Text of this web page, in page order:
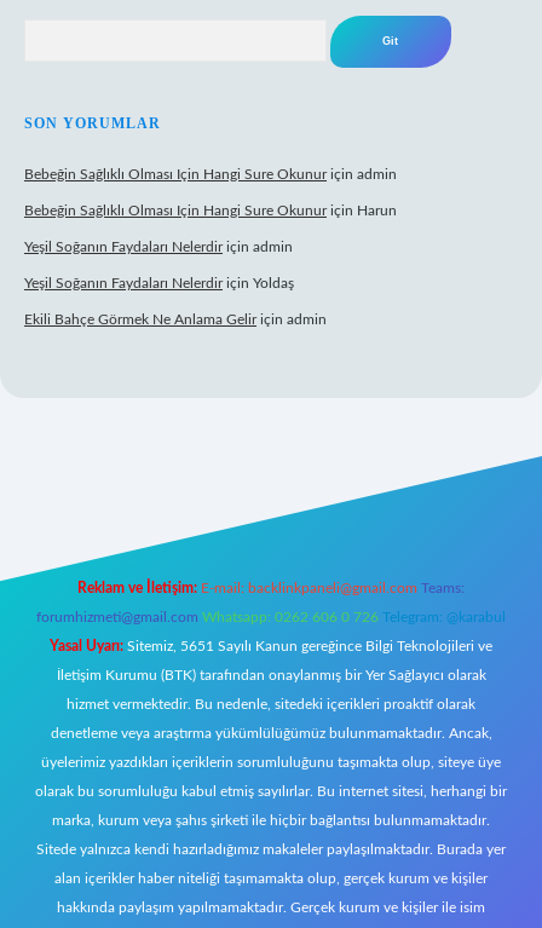
SON YORUMLAR
Bebeğin Sağlıklı Olması Için Hangi Sure Okunuriçin admin
Bebeğin Sağlıklı Olması Için Hangi Sure Okunuriçin Harun
Yeşil Soğanın Faydaları Nelerdiriçin admin
Yeşil Soğanın Faydaları Nelerdiriçin Yoldaş
Ekili Bahçe Görmek Ne Anlama Geliriçin admin
Reklam ve İletişim: E-mail: backlinkpaneli@gmail.com Teams:
forumhizmeti@gmail.com Whatsapp: 0262 606 0 726 Telegram: @karabul
Yasal Uyarı: Sitemiz, 5651 Sayılı Kanun gereğince Bilgi Teknolojileri ve
İletişim Kurumu (BTK) tarafından onaylanmış bir Yer Sağlayıcı olarak
hizmet vermektedir. Bu nedenle, sitedeki içerikleri proaktif olarak
denetleme veya araştırma yükümlülüğümüz bulunmamaktadır. Ancak,
üyelerimiz yazdıkları içeriklerin sorumluluğunu taşımakta olup, siteye üye
olarak bu sorumluluğu kabul etmiş sayılırlar. Bu internet sitesi, herhangi bir
marka, kurum veya şahıs şirketi ile hiçbir bağlantısı bulunmamaktadır.
Sitede yalnızca kendi hazırladığımız makaleler paylaşılmaktadır. Burada yer
alan içerikler haber niteliği taşımamakta olup, gerçek kurum ve kişiler
hakkında paylaşım yapılmamaktadır. Gerçek kurum ve kişiler ile isim